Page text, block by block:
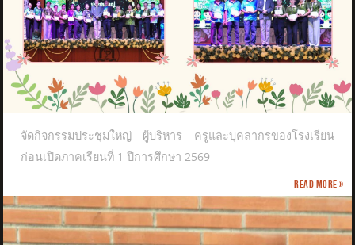
จัดกิจกรรมประชุมใหญ่ ผู้บริหาร ครูและบุคลากรของโรงเรียน
ก่อนเปิดภาคเรียนที่ 1 ปีการศึกษา 2569
Read more »